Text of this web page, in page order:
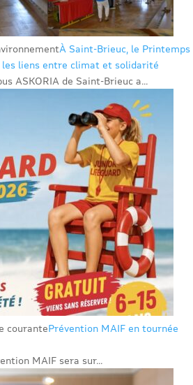
À Saint-Brieuc, le Printemps
liens entre climat et solidarité
ASKORIA de Saint-Brieuc a...
courantePrévention MAIF en tournée
MAIF sera sur...